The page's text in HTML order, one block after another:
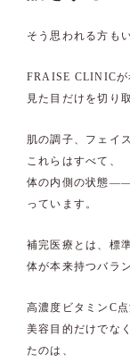
そう思われる方も
FRAISE CLINICが
見た目だけを切り
肌の調子、フェイ
これらはすべて、
体の内側の状態
っています。
補完医療とは、標
体が本来持つバラ
高濃度ビタミンC
美容目的だけでな
たのは、